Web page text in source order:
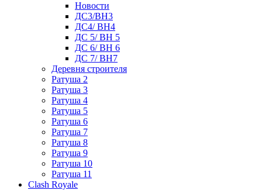
Новости
ДС3/BH3
ДС4/ BH4
ДС 5/ BH 5
ДС 6/ BH 6
ДС 7/ BH7
Деревня строителя
Ратуша 2
Ратуша 3
Ратуша 4
Ратуша 5
Ратуша 6
Ратуша 7
Ратуша 8
Ратуша 9
Ратуша 10
Ратуша 11
Clash Royale